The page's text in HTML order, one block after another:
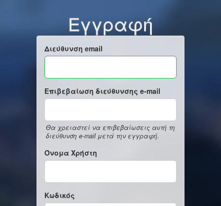
Εγγραφή
Διεύθυνση email
Επιβεβαίωση διεύθυνσης e-mail
Θα χρειαστεί να επιβεβαίωσεις αυτή τη
διεύθυνση e-mail μετά την εγγραφή.
Όνομα Χρήστη
Κωδικός